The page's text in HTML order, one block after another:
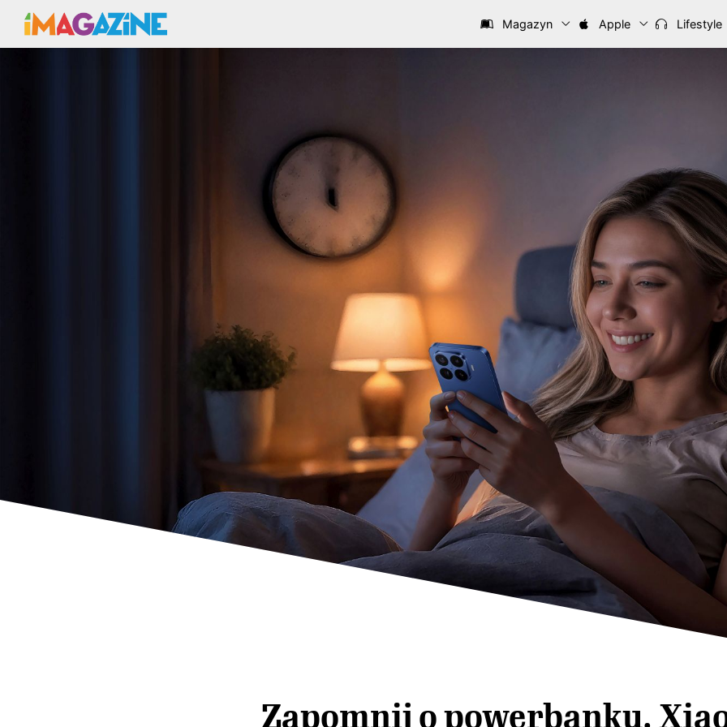
Magazyn Apple Lifestyle
Zapomnij o powerbanku.